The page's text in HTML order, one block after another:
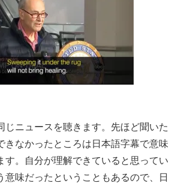
じニュースを聴きます。先ほど聞いた
きなかったところは日本語字幕で意味
す。自分が理解できていると思ってい
意味だったということもあるので、日